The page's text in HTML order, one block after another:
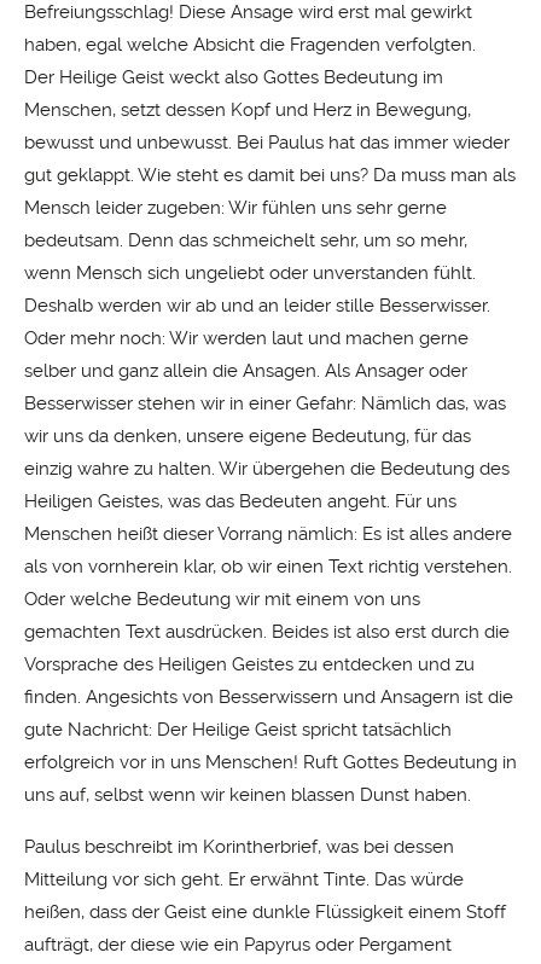
Befreiungsschlag! Diese Ansage wird erst mal gewirkt
haben, egal welche Absicht die Fragenden verfolgten.
Der Heilige Geist weckt also Gottes Bedeutung im
Menschen, setzt dessen Kopf und Herz in Bewegung,
bewusst und unbewusst. Bei Paulus hat das immer wieder
gut geklappt. Wie steht es damit bei uns? Da muss man als
Mensch leider zugeben: Wir fühlen uns sehr gerne
bedeutsam. Denn das schmeichelt sehr, um so mehr,
wenn Mensch sich ungeliebt oder unverstanden fühlt.
Deshalb werden wir ab und an leider stille Besserwisser.
Oder mehr noch: Wir werden laut und machen gerne
selber und ganz allein die Ansagen. Als Ansager oder
Besserwisser stehen wir in einer Gefahr: Nämlich das, was
wir uns da denken, unsere eigene Bedeutung, für das
einzig wahre zu halten. Wir übergehen die Bedeutung des
Heiligen Geistes, was das Bedeuten angeht. Für uns
Menschen heißt dieser Vorrang nämlich: Es ist alles andere
als von vornherein klar, ob wir einen Text richtig verstehen.
Oder welche Bedeutung wir mit einem von uns
gemachten Text ausdrücken. Beides ist also erst durch die
Vorsprache des Heiligen Geistes zu entdecken und zu
finden. Angesichts von Besserwissern und Ansagern ist die
gute Nachricht: Der Heilige Geist spricht tatsächlich
erfolgreich vor in uns Menschen! Ruft Gottes Bedeutung in
uns auf, selbst wenn wir keinen blassen Dunst haben.
Paulus beschreibt im Korintherbrief, was bei dessen
Mitteilung vor sich geht. Er erwähnt Tinte. Das würde
heißen, dass der Geist eine dunkle Flüssigkeit einem Stoff
aufträgt, der diese wie ein Papyrus oder Pergament